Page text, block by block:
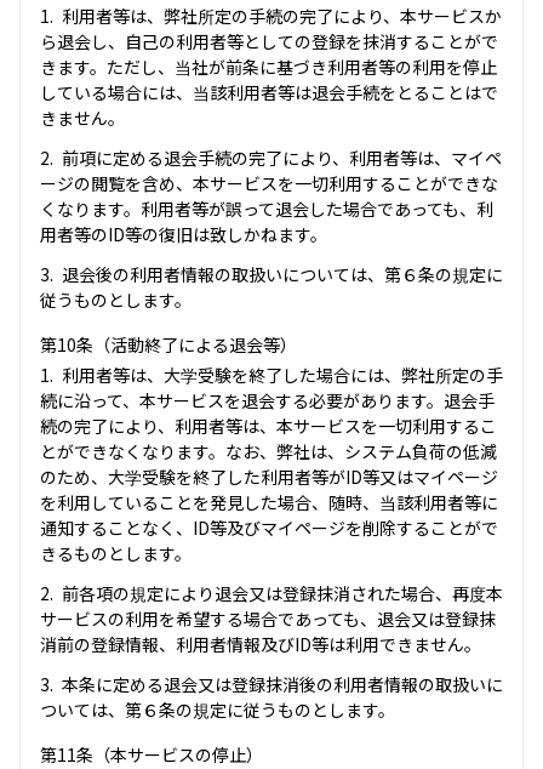
利用者等は、弊社所定の手続の完了により、本サービスか
ら退会し、自己の利用者等としての登録を抹消することがで
きます。ただし、当社が前条に基づき利用者等の利用を停止
している場合には、当該利用者等は退会手続をとることはで
きません。
前項に定める退会手続の完了により、利用者等は、マイペ
ージの閲覧を含め、本サービスを一切利用することができな
くなります。利用者等が誤って退会した場合であっても、利
用者等のID等の復旧は致しかねます。
退会後の利用者情報の取扱いについては、第６条の規定に
従うものとします。
第10条（活動終了による退会等）
利用者等は、大学受験を終了した場合には、弊社所定の手
続に沿って、本サービスを退会する必要があります。退会手
続の完了により、利用者等は、本サービスを一切利用するこ
とができなくなります。なお、弊社は、システム負荷の低減
のため、大学受験を終了した利用者等がID等又はマイページ
を利用していることを発見した場合、随時、当該利用者等に
通知することなく、ID等及びマイページを削除することがで
きるものとします。
前各項の規定により退会又は登録抹消された場合、再度本
サービスの利用を希望する場合であっても、退会又は登録抹
消前の登録情報、利用者情報及びID等は利用できません。
本条に定める退会又は登録抹消後の利用者情報の取扱いに
ついては、第６条の規定に従うものとします。
第11条（本サービスの停止）